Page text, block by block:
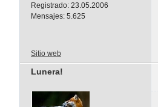
Registrado: 23.05.2006
Mensajes: 5.625
Sitio web
Lunera!